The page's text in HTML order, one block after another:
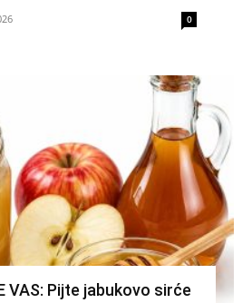
0
VAS: Pijte jabukovo sirće